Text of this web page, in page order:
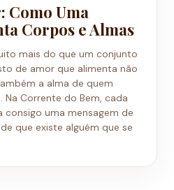
Como Uma
Corpos e Almas
mais do que um conjunto
de amor que alimenta não
a alma de quem
Corrente do Bem, cada
consigo uma mensagem de
que existe alguém que se